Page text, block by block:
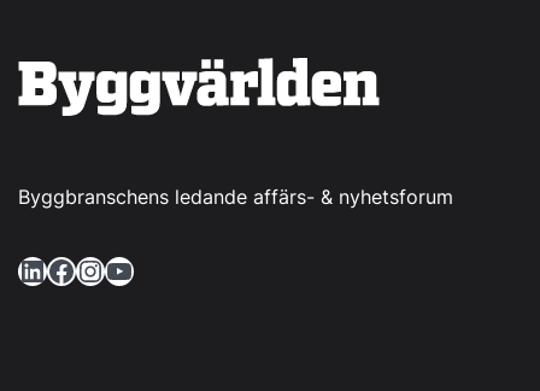
Byggbranschens ledande affärs- & nyhetsforum
LinkedIn Facebook InstagramYouTube